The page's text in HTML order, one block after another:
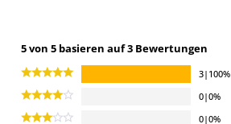
5 von 5 basieren auf 3 Bewertungen
3|100%
0|0%
0|0%